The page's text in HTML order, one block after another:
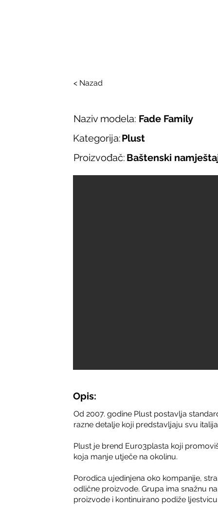
< Nazad
Naziv modela: Fade Family
Kategorija:Plust
Proizvođač: Baštenski
Opis:
Od 2007. godine Plust postavlja
razne detalje koji predstavljaju svu
Plust je brend Euro3plasta koji
koja manje utječe na okolinu.
Porodica ujedinjena oko kompanije,
odlične proizvode. Grupa ima snažnu
proizvode i kontinuirano podiže